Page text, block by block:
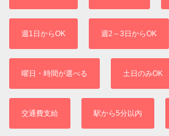
週1日からOK 週2～3日からOK
曜日・時間が選べる 土日のみOK
交通費支給 駅から5分以内